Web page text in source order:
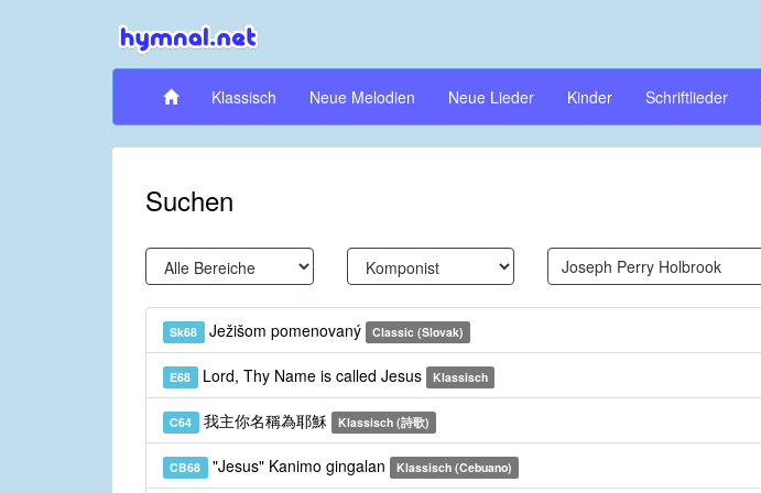
Klassisch Neue Melodien Neue Lieder Kinder Schriftlieder
Suchen
Sk68 Ježišom pomenovaný Classic (Slovak)
E68 Lord, Thy Name is called Jesus Klassisch
C64 我主你名稱為耶穌 Klassisch (詩歌)
CB68 "Jesus" Kanimo gingalan Klassisch (Cebuano)